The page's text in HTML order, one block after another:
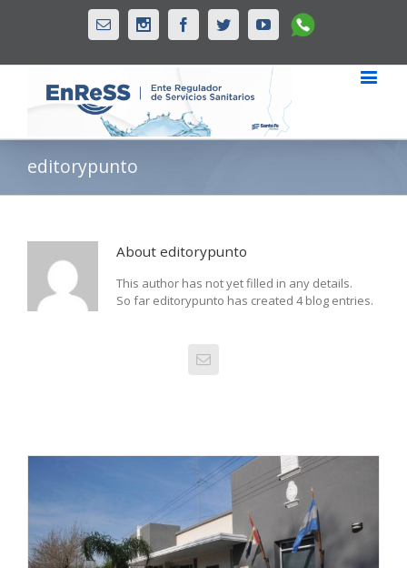
Email InstagramFacebookTwitterYoutubeWhatsapp
editorypunto
About editorypunto
This author has not yet filled in any details.
So far editorypunto has created 4 blog entries.
Email